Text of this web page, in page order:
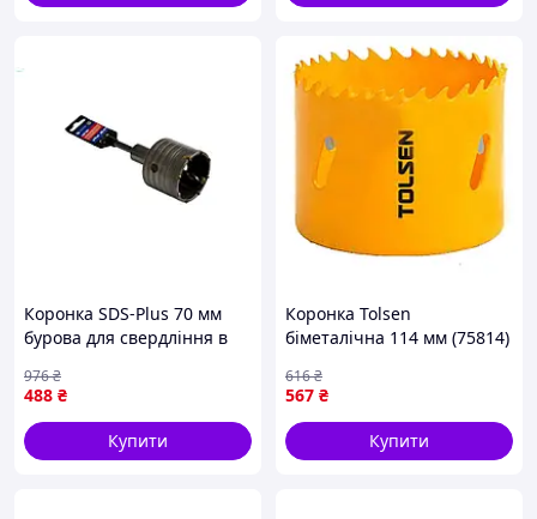
Коронка SDS-Plus 70 мм
бурова для свердління в
зубцями YG8C
488 ₴
976₴
Купити
Коронка Tolsen
біметалічна 114 мм (75814)
567 ₴
616₴
Купити